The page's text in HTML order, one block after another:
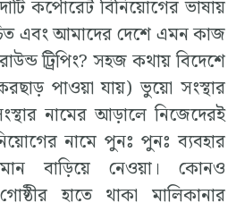
কর্পোরেট বিনিয়োগের ভাষায়
এবং আমাদের দেশে এমন কাজ
ট্রিপিং? সহজ কথায় বিদেশে
পাওয়া যায়) ভুয়ো সংস্থার
নামের আড়ালে নিজেদেরই
নামে পুনঃ পুনঃ ব্যবহার
বাড়িয়ে নেওয়া। কোনও
হাতে থাকা মালিকানার